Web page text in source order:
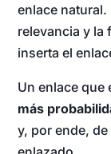
enlace
relevancia y la
inserta el
Un enlace que
más
y, por ende,